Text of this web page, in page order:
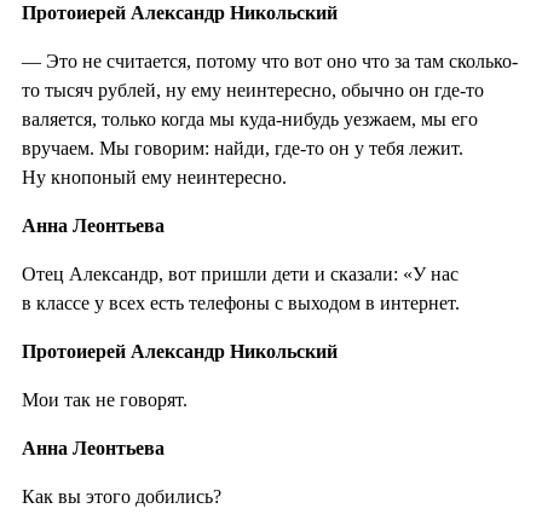
Протоиерей Александр Никольский
— Это не считается, потому что вот оно что за там сколько-
то тысяч рублей, ну ему неинтересно, обычно он где-то
валяется, только когда мы куда-нибудь уезжаем, мы его
вручаем. Мы говорим: найди, где-то он у тебя лежит.
Ну кнопоный ему неинтересно.
Анна Леонтьева
Отец Александр, вот пришли дети и сказали: «У нас
в классе у всех есть телефоны с выходом в интернет.
Протоиерей Александр Никольский
Мои так не говорят.
Анна Леонтьева
Как вы этого добились?